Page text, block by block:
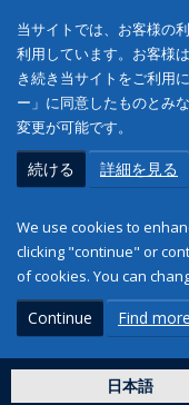
当サイトでは、お客様の
利用しています。お客様
き続き当サイトをご利用
ー」に同意したものとみ
変更が可能です。
続ける 詳細を見る
We use cookies to
clicking "continue" or
of cookies. You can
Continue Find more
日本語